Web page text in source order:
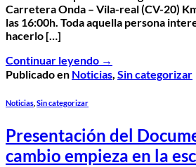
Carretera Onda – Vila-real (CV-20)
las 16:00h. Toda aquella persona
hacerlo […]
Continuar leyendo →
Publicado en Noticias, Sin categorizar
Noticias Sin categorizar
Presentación del
cambio empieza en la